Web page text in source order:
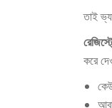
তাই
করে